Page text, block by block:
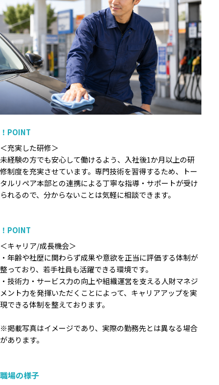
！POINT
＜充実した研修＞
未経験の方でも安心して働けるよう、入社後1か月以上の研
修制度を充実させています。専門技術を習得するため、トー
タルリペア本部との連携による丁寧な指導・サポートが受け
られるので、分からないことは気軽に相談できます。
！POINT
＜キャリア/成長機会＞
・年齢や社歴に関わらず成果や意欲を正当に評価する体制が
整っており、若手社員も活躍できる環境です。
・技術力・サービス力の向上や組織運営を支える人財マネジ
メント力を発揮いただくことによって、キャリアアップを実
現できる体制を整えております。
※掲載写真はイメージであり、実際の勤務先とは異なる場合
があります。
職場の様子